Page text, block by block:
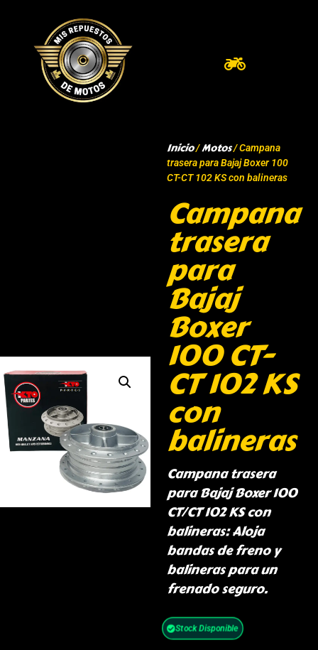
Inicio/Motos/ Campana
trasera para Bajaj Boxer 100
CT-CT 102 KS con balineras
Campana
trasera
para
Bajaj
Boxer
100 CT-
CT 102 KS
con
balineras
Campana trasera
para Bajaj Boxer 100
CT/CT 102 KS con
balineras: Aloja
bandas de freno y
balineras para un
frenado seguro.
Stock Disponible